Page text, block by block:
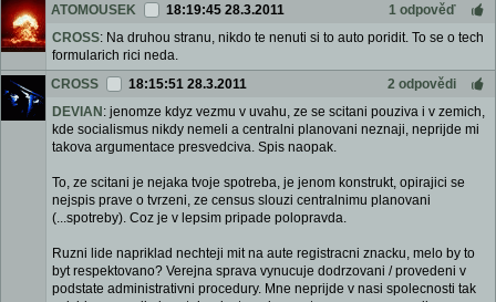
ATOMOUSEK
18:19:45 28.3.2011
1 odpověď
CROSS: Na druhou stranu, nikdo te nenuti si to auto poridit. To se o tech
formularich rici neda.
CROSS
18:15:51 28.3.2011
2 odpovědi
DEVIAN : jenomze kdyz vezmu v uvahu, ze se scitani pouziva i v zemich,
kde socialismus nikdy nemeli a centralni planovani neznaji, neprijde mi
takova argumentace presvedciva. Spis naopak.
To, ze scitani je nejaka tvoje spotreba, je jenom konstrukt, opirajici se
nejspis prave o tvrzeni, ze census slouzi centralnimu planovani
(...spotreby). Coz je v lepsim pripade polopravda.
Ruzni lide napriklad nechteji mit na aute registracni znacku, melo by to
byt respektovano? Verejna sprava vynucuje dodrzovani / provedeni v
podstate administrativni procedury. Mne neprijde v nasi spolecnosti tak